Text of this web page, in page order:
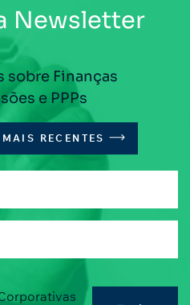
Newsletter
sobre Finanças
e PPPs
RECENTES